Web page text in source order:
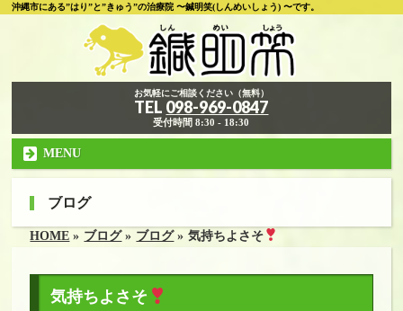
沖縄市にある”はり”と”きゅう”の治療院 〜鍼明笑(しんめいしょう) 〜です。
お気軽にご相談ください（無料）
TEL 098-969-0847
受付時間 8:30 - 18:30
MENU
ブログ
HOME » ブログ» ブログ» 気持ちよさそ
気持ちよさそ